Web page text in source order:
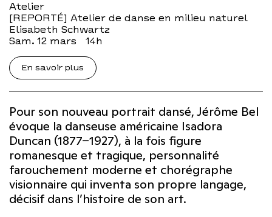
Atelier
[REPORTÉ] Atelier de danse en milieu naturel
Elisabeth Schwartz
sam. 12 mars 14h
En savoir plus
Pour son nouveau portrait dansé, Jérôme Bel
évoque la danseuse américaine Isadora
Duncan (1877–1927), à la fois figure
romanesque et tragique, personnalité
farouchement moderne et chorégraphe
visionnaire qui inventa son propre langage,
décisif dans l’histoire de son art.